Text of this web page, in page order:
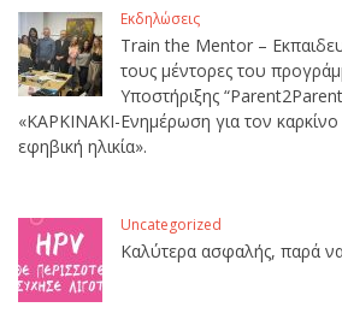
Εκδηλώσεις
Train the Mentor –
τους μέντορες του
Υποστήριξης
«ΚΑΡΚΙΝΑΚΙ-Ενημέρωση για τον καρκίνο
εφηβική ηλικία».
Uncategorized
Καλύτερα ασφαλής, παρά να